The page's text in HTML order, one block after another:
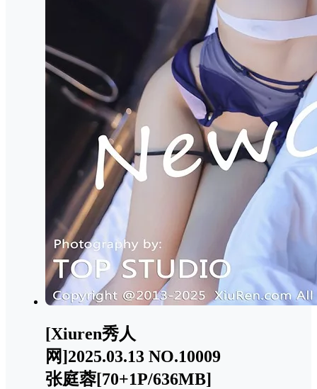
[Xiuren秀人
网]2025.03.13 NO.10009
张庭蓉[70+1P/636MB]